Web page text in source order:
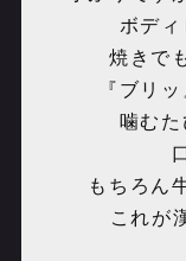
ボディ
焼きで
『ブリ
噛むた
もちろん
これが